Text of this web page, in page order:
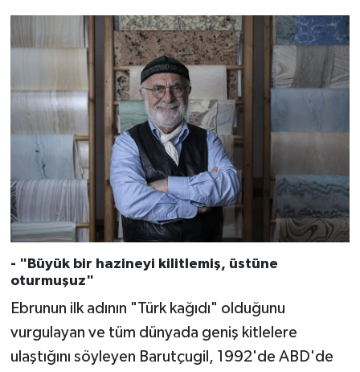
- "Büyük bir hazineyi kilitlemiş, üstüne
oturmuşuz"
Ebrunun ilk adının "Türk kağıdı" olduğunu
vurgulayan ve tüm dünyada geniş kitlelere
ulaştığını söyleyen Barutçugil, 1992'de ABD'de